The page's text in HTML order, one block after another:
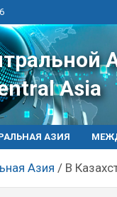
Asia
АЗИЯ
Азия В